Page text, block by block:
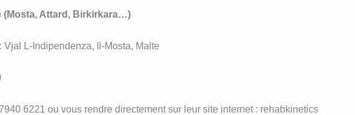
(Mosta, Attard, Birkirkara…)
Vjal L-Indipendenza, Il-Mosta, Malte
6221 ou vous rendre directement sur leur site internet : rehabkinetics